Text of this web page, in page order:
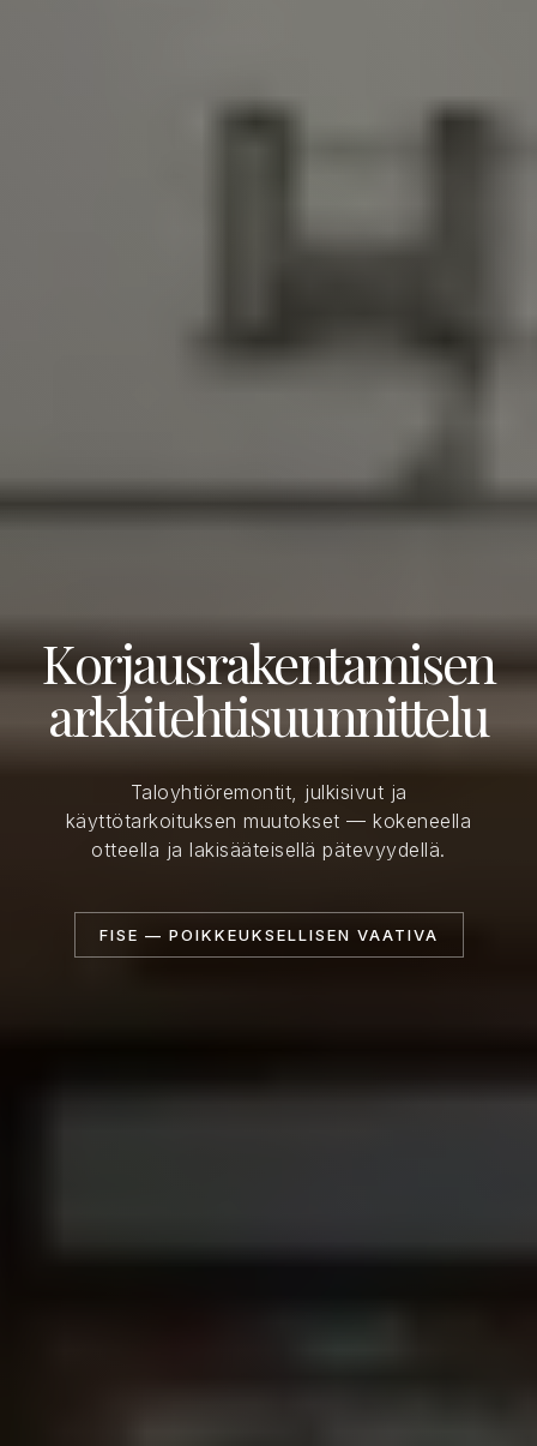
Korjausrakentamisen
arkkitehtisuunnittelu
Taloyhtiöremontit, julkisivut ja
käyttötarkoituksen muutokset — kokeneella
otteella ja lakisääteisellä pätevyydellä.
FISE — POIKKEUKSELLISEN VAATIVA